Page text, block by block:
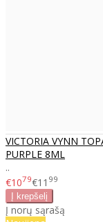
VICTORIA VYNN
PURPLE 8ML
..
€1079€11 99
Į norų sąrašą